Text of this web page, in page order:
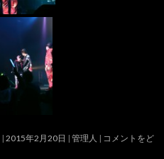
2015年2月20日 管理人
コメントをど